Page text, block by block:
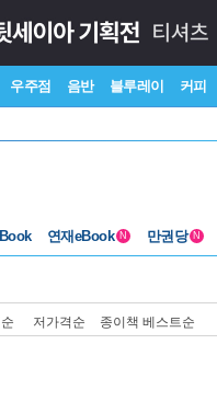
우주점 음반 블루레이 커피
연재eBook N 만권당 N
저가격순 종이책 베스트순